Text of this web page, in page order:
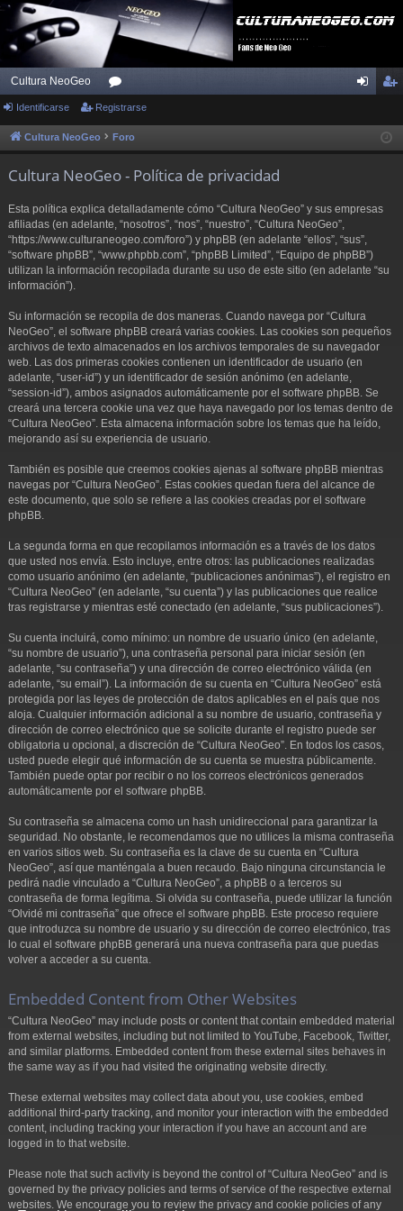
Cultura NeoGeo
or
os
se
ist
Identificarse Registrarse
Cultura NeoGeo Foro
Cultura NeoGeo - Política de privacidad
Esta política explica detalladamente cómo “Cultura NeoGeo” y sus empresas
afiliadas (en adelante, “nosotros”, “nos”, “nuestro”, “Cultura NeoGeo”,
“https://www.culturaneogeo.com/foro”) y phpBB (en adelante “ellos”, “sus”,
“software phpBB”, “www.phpbb.com”, “phpBB Limited”, “Equipo de phpBB”)
utilizan la información recopilada durante su uso de este sitio (en adelante “su
información”).
Su información se recopila de dos maneras. Cuando navega por “Cultura
NeoGeo”, el software phpBB creará varias cookies. Las cookies son pequeños
archivos de texto almacenados en los archivos temporales de su navegador
web. Las dos primeras cookies contienen un identificador de usuario (en
adelante, “user-id”) y un identificador de sesión anónimo (en adelante,
“session-id”), ambos asignados automáticamente por el software phpBB. Se
creará una tercera cookie una vez que haya navegado por los temas dentro de
“Cultura NeoGeo”. Esta almacena información sobre los temas que ha leído,
mejorando así su experiencia de usuario.
También es posible que creemos cookies ajenas al software phpBB mientras
navegas por “Cultura NeoGeo”. Estas cookies quedan fuera del alcance de
este documento, que solo se refiere a las cookies creadas por el software
phpBB.
La segunda forma en que recopilamos información es a través de los datos
que usted nos envía. Esto incluye, entre otros: las publicaciones realizadas
como usuario anónimo (en adelante, “publicaciones anónimas”), el registro en
“Cultura NeoGeo” (en adelante, “su cuenta”) y las publicaciones que realice
tras registrarse y mientras esté conectado (en adelante, “sus publicaciones”).
Su cuenta incluirá, como mínimo: un nombre de usuario único (en adelante,
“su nombre de usuario”), una contraseña personal para iniciar sesión (en
adelante, “su contraseña”) y una dirección de correo electrónico válida (en
adelante, “su email”). La información de su cuenta en “Cultura NeoGeo” está
protegida por las leyes de protección de datos aplicables en el país que nos
aloja. Cualquier información adicional a su nombre de usuario, contraseña y
dirección de correo electrónico que se solicite durante el registro puede ser
obligatoria u opcional, a discreción de “Cultura NeoGeo”. En todos los casos,
usted puede elegir qué información de su cuenta se muestra públicamente.
También puede optar por recibir o no los correos electrónicos generados
automáticamente por el software phpBB.
Su contraseña se almacena como un hash unidireccional para garantizar la
seguridad. No obstante, le recomendamos que no utilices la misma contraseña
en varios sitios web. Su contraseña es la clave de su cuenta en “Cultura
NeoGeo”, así que manténgala a buen recaudo. Bajo ninguna circunstancia le
pedirá nadie vinculado a “Cultura NeoGeo”, a phpBB o a terceros su
contraseña de forma legítima. Si olvida su contraseña, puede utilizar la función
“Olvidé mi contraseña” que ofrece el software phpBB. Este proceso requiere
que introduzca su nombre de usuario y su dirección de correo electrónico, tras
lo cual el software phpBB generará una nueva contraseña para que puedas
volver a acceder a su cuenta.
Embedded Content from Other Websites
“Cultura NeoGeo” may include posts or content that contain embedded material
from external websites, including but not limited to YouTube, Facebook, Twitter,
and similar platforms. Embedded content from these external sites behaves in
the same way as if you had visited the originating website directly.
These external websites may collect data about you, use cookies, embed
additional third-party tracking, and monitor your interaction with the embedded
content, including tracking your interaction if you have an account and are
logged in to that website.
Please note that such activity is beyond the control of “Cultura NeoGeo” and is
governed by the privacy policies and terms of service of the respective external
websites. We encourage you to review the privacy and cookie policies of any